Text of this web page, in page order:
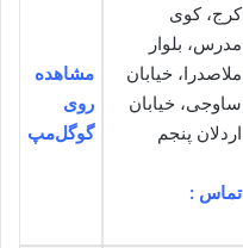
کرج، کوی
مدرس، بلوار
ملاصدرا، خیابان
ساوجی، خیابان
اردلان پنجم
تماس :
مشاهده
روی
گوگل‌مپ